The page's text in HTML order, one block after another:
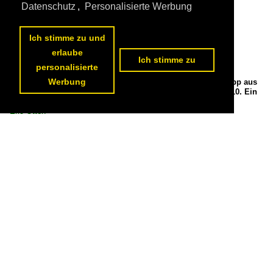
Die 113 309-9 zieht einen Ersatz ICE mit 113 268-7 im Schlepp aus
Hamm nach Bonn durch Wuppertal Vohwinkel am 23.05.2010. Ein
Eric Otten
Datenschutz , Personalisierte Werbung
Ich stimme zu und
erlaube
personalisierte
Werbung
Ich stimme zu